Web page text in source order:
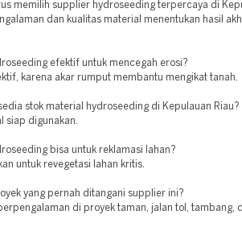
memilih supplier hydroseeding terpercaya di
dan kualitas material menentukan hasil
efektif untuk mencegah erosi?
karena akar rumput membantu mengikat tanah.
stok material hydroseeding di Kepulauan Riau?
siap digunakan.
bisa untuk reklamasi lahan?
untuk revegetasi lahan kritis.
yang pernah ditangani supplier ini?
di proyek taman, jalan tol, tambang,